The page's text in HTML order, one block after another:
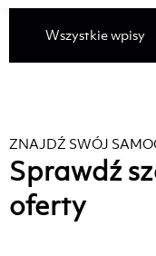
Wszystkie wpisy
ZNAJDŹ SWÓJ
Sprawdź
oferty